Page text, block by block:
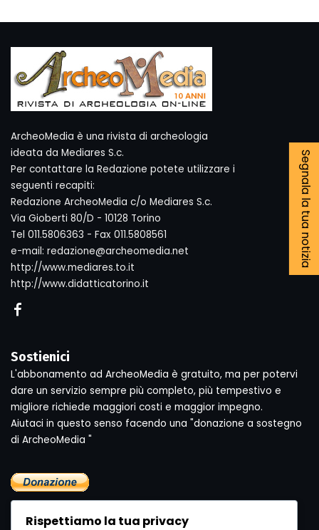
Segnala la tua notizia
ArcheoMedia è una rivista di archeologia
ideata da Mediares S.c.
Per contattare la Redazione potete utilizzare i
seguenti recapiti:
Redazione ArcheoMedia c/o Mediares S.c.
Via Gioberti 80/D - 10128 Torino
Tel 011.5806363 - Fax 011.5808561
e-mail: redazione@archeomedia.net
http://www.mediares.to.it
http://www.didatticatorino.it
Sostienici
L'abbonamento ad ArcheoMedia è gratuito, ma per potervi
dare un servizio sempre più completo, più tempestivo e
migliore richiede maggiori costi e maggior impegno.
Aiutaci in questo senso facendo una "donazione a sostegno
di ArcheoMedia "
Rispettiamo la tua privacy